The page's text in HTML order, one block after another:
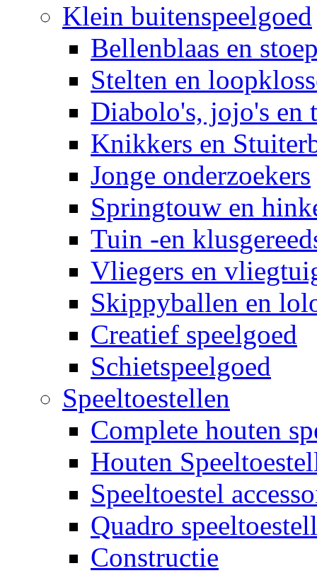
Klein buitenspeelgoed
Bellenblaas en
Stelten en
Diabolo's, jojo's en
Knikkers en
Jonge onderzoekers
Springtouw en
Tuin -en
Vliegers en
Skippyballen en
Creatief speelgoed
Schietspeelgoed
Speeltoestellen
Complete houten
Houten
Speeltoestel
Quadro
Constructie